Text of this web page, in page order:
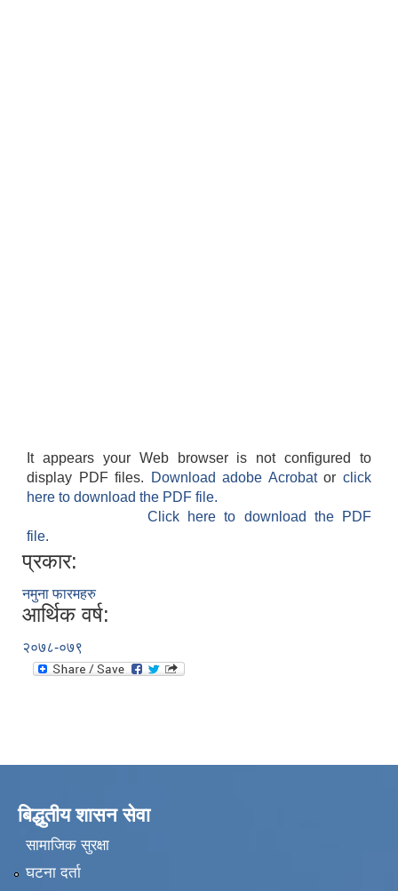
It appears your Web browser is not configured to
display PDF files.
Download adobe Acrobatorclick
here to download the PDF file.
Click here to download the PDF
file.
प्रकार:
नमुना फारमहरु
आर्थिक वर्ष:
२०७८-०७९
बिद्धुतीय शासन सेवा
सामाजिक सुरक्षा
घटना दर्ता